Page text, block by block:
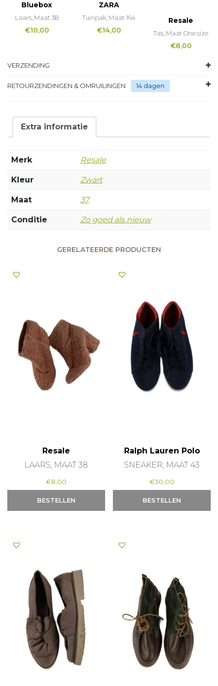
Bluebox
Laars, Maat 38
€10,00
ZARA
Tuinpak, Maat 164
€14,00
Resale
Tas, Maat One size
€8,00
VERZENDING
RETOURZENDINGEN & OMRUILINGEN 14 dagen
Extra informatie
Merk Resale
Kleur Zwart
Maat 37
Conditie Zo goed als nieuw
GERELATEERDE PRODUCTEN
Resale
LAARS, MAAT 38
€8,00
BESTELLEN
Ralph Lauren Polo
SNEAKER, MAAT 43
€30,00
BESTELLEN